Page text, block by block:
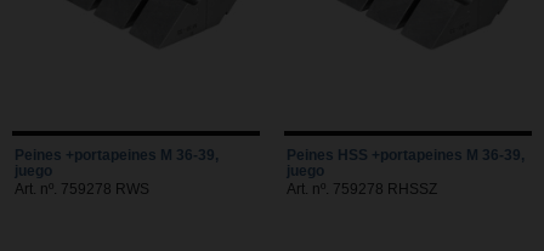
Peines +portapeines M 36-39,
juego
Art. nº. 759278 RWS
Peines HSS +portapeines M 36-39,
juego
Art. nº. 759278 RHSSZ